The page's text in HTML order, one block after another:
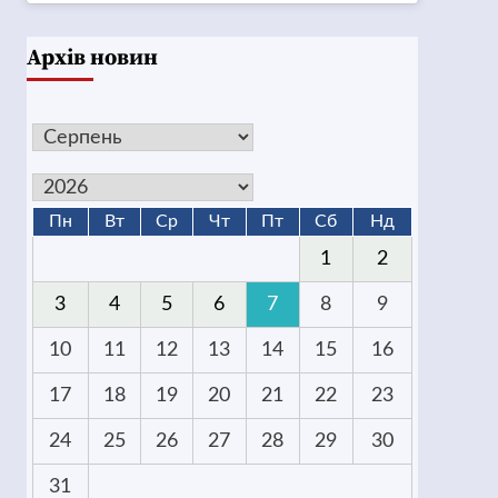
Архів новин
Пн Вт Ср Чт Пт Сб Нд
1 2
3 4 5 6 7 8 9
10 11 12 13 14 15 16
17 18 19 20 21 22 23
24 25 26 27 28 29 30
31